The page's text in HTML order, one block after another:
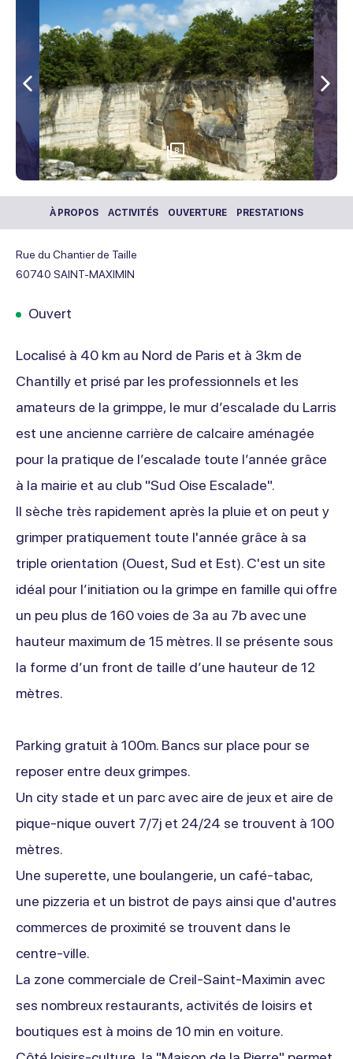
8
Précédent
À PROPOS ACTIVITÉS OUVERTURE PRESTATIONS
Rue du Chantier de Taille
60740 SAINT-MAXIMIN
Ouvert
Localisé à 40 km au Nord de Paris et à 3km de
Chantilly et prisé par les professionnels et les
amateurs de la grimppe, le mur d’escalade du Larris
est une ancienne carrière de calcaire aménagée
pour la pratique de l’escalade toute l’année grâce
à la mairie et au club "Sud Oise Escalade".
Il sèche très rapidement après la pluie et on peut y
grimper pratiquement toute l'année grâce à sa
triple orientation (Ouest, Sud et Est). C'est un site
idéal pour l’initiation ou la grimpe en famille qui offre
un peu plus de 160 voies de 3a au 7b avec une
hauteur maximum de 15 mètres. Il se présente sous
la forme d’un front de taille d’une hauteur de 12
mètres.
Parking gratuit à 100m. Bancs sur place pour se
reposer entre deux grimpes.
Un city stade et un parc avec aire de jeux et aire de
pique-nique ouvert 7/7j et 24/24 se trouvent à 100
mètres.
Une superette, une boulangerie, un café-tabac,
une pizzeria et un bistrot de pays ainsi que d'autres
commerces de proximité se trouvent dans le
centre-ville.
La zone commerciale de Creil-Saint-Maximin avec
ses nombreux restaurants, activités de loisirs et
boutiques est à moins de 10 min en voiture.